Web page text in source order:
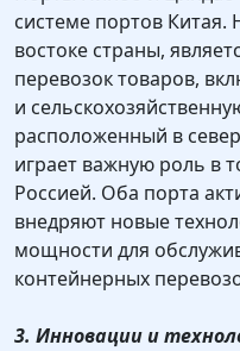
системе портов
востоке страны,
перевозок товаров,
и
расположенный в
играет важную роль в
Россией. Оба порта
внедряют новые
мощности для
контейнерных
3. Инновации и